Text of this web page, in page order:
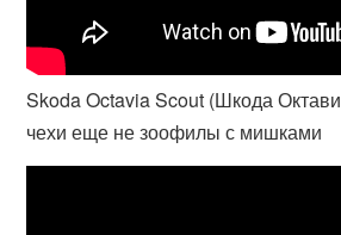
Skoda Octavia Scout (Шкода
чехи еще не зоофилы с мишками